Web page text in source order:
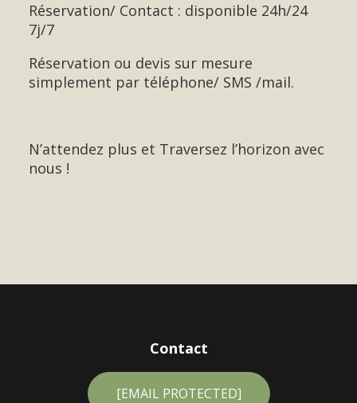
Réservation/ Contact : disponible 24h/24
7j/7
Réservation ou devis sur mesure
simplement par téléphone/ SMS /mail.
N’attendez plus et Traversez l’horizon avec
nous !
Contact
[EMAIL PROTECTED]